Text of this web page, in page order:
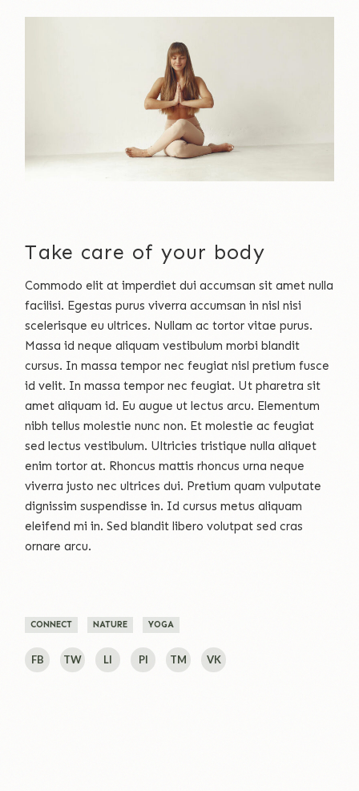
Take care of your body
Commodo elit at imperdiet dui accumsan sit amet nulla
facilisi. Egestas purus viverra accumsan in nisl nisi
scelerisque eu ultrices. Nullam ac tortor vitae purus.
Massa id neque aliquam vestibulum morbi blandit
cursus. In massa tempor nec feugiat nisl pretium fusce
id velit. In massa tempor nec feugiat. Ut pharetra sit
amet aliquam id. Eu augue ut lectus arcu. Elementum
nibh tellus molestie nunc non. Et molestie ac feugiat
sed lectus vestibulum. Ultricies tristique nulla aliquet
enim tortor at. Rhoncus mattis rhoncus urna neque
viverra justo nec ultrices dui. Pretium quam vulputate
dignissim suspendisse in. Id cursus metus aliquam
eleifend mi in. Sed blandit libero volutpat sed cras
ornare arcu.
CONNECT NATURE YOGA
FB TW LI PI TM VK